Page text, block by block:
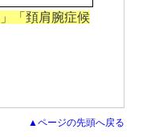
「頚肩腕症候
▲ページの先頭へ戻る